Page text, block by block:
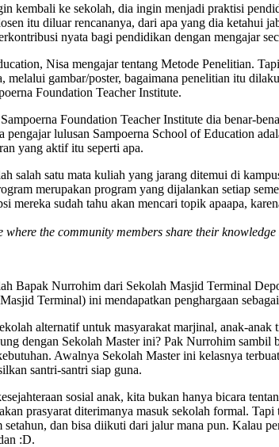
kembali ke sekolah, dia ingin menjadi praktisi
itu diluar rencananya, dari apa yang dia ketahui
nyata bagi pendidikan dengan mengajar
Nisa mengajar tentang Metode Penelitian.
melalui gambar/poster, bagaimana penelitian itu
Foundation Teacher Institute.
Foundation Teacher Institute dia benar-
pengajar lulusan Sampoerna School of Education
yang aktif itu seperti apa.
salah satu mata kuliah yang jarang ditemui di
merupakan program yang dijalankan setiap
mereka sudah tahu akan mencari topik apaapa,
the community members share their
Bapak Nurrohim dari Sekolah Masjid Terminal
Terminal) ini mendapatkan penghargaan
alternatif untuk masyarakat marjinal, anak-
dengan Sekolah Master ini? Pak Nurrohim sambil
Awalnya Sekolah Master ini kelasnya
santri-santri siap guna.
sosial anak, kita bukan hanya bicara
prasyarat diterimanya masuk sekolah formal.
setahun, dan bisa diikuti dari jalur mana pun. Kalau
:D.